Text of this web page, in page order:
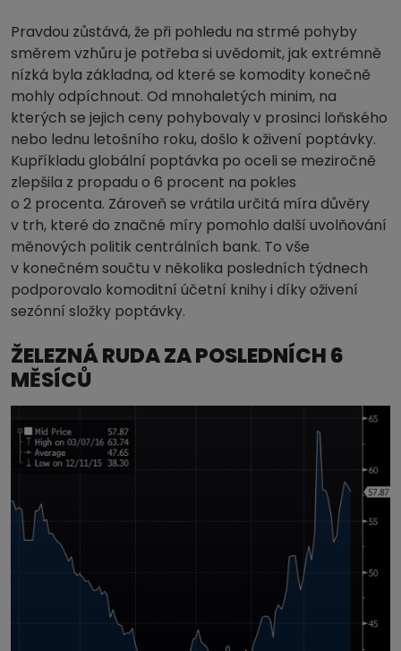
Pravdou zůstává, že při pohledu na strmé pohyby
směrem vzhůru je potřeba si uvědomit, jak extrémně
nízká byla základna, od které se komodity konečně
mohly odpíchnout. Od mnohaletých minim, na
kterých se jejich ceny pohybovaly v prosinci loňského
nebo lednu letošního roku, došlo k oživení poptávky.
Kupříkladu globální poptávka po oceli se meziročně
zlepšila z propadu o 6 procent na pokles
o 2 procenta. Zároveň se vrátila určitá míra důvěry
v trh, které do značné míry pomohlo další uvolňování
měnových politik centrálních bank. To vše
v konečném součtu v několika posledních týdnech
podporovalo komoditní účetní knihy i díky oživení
sezónní složky poptávky.
ŽELEZNÁ RUDA ZA POSLEDNÍCH 6
MĚSÍCŮ